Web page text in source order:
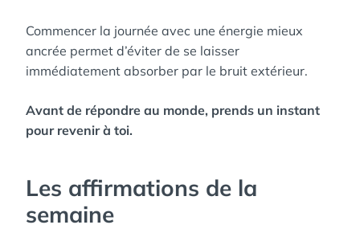
Commencer la journée avec une énergie mieux
ancrée permet d’éviter de se laisser
immédiatement absorber par le bruit extérieur.
Avant de répondre au monde, prends un instant
pour revenir à toi.
Les affirmations de la
semaine